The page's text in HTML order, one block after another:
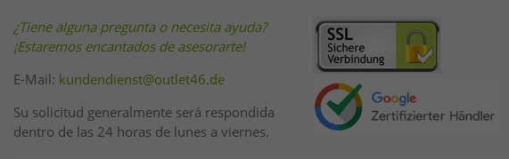
¿Tiene alguna pregunta o necesita ayuda?
¡Estaremos encantados de asesorarte!
E-Mail: kundendienst@outlet46.de
Su solicitud generalmente será respondida
dentro de las 24 horas de lunes a viernes.